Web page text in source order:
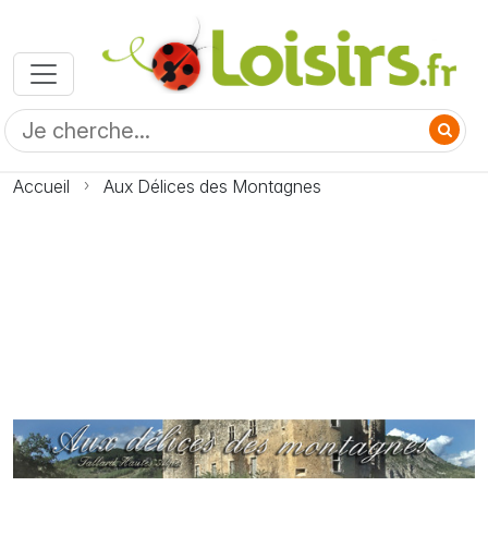
Accueil Aux Délices des Montagnes